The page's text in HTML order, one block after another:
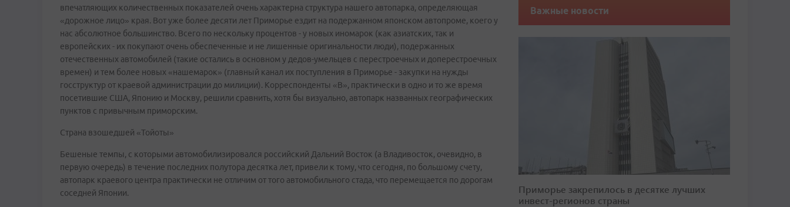
впечатляющих количественных показателей очень характерна структура нашего автопарка, определяющая
«дорожное лицо» края. Вот уже более десяти лет Приморье ездит на подержанном японском автопроме, коего у
нас абсолютное большинство. Всего по нескольку процентов - у новых иномарок (как азиатских, так и
европейских - их покупают очень обеспеченные и не лишенные оригинальности люди), подержанных
отечественных автомобилей (такие остались в основном у дедов-умельцев с перестроечных и доперестроечных
времен) и тем более новых «нашемарок» (главный канал их поступления в Приморье - закупки на нужды
госструктур от краевой администрации до милиции). Корреспонденты «В», практически в одно и то же время
посетившие США, Японию и Москву, решили сравнить, хотя бы визуально, автопарк названных географических
пунктов с привычным приморским.
Страна взошедшей «Тойоты»
Бешеные темпы, с которыми автомобилизировался российский Дальний Восток (а Владивосток, очевидно, в
первую очередь) в течение последних полутора десятка лет, привели к тому, что сегодня, по большому счету,
автопарк краевого центра практически не отличим от того автомобильного стада, что перемещается по дорогам
соседней Японии.
Важные новости
Приморье закрепилось в десятке лучших
инвест-регионов страны